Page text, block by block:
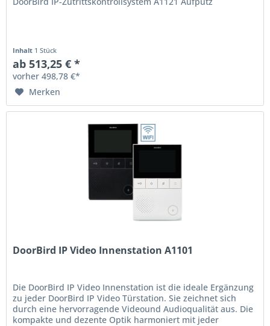
Inhalt 1 Stück
ab 513,25 € *
vorher 498,78 €*
Merken
DoorBird IP Video Innenstation A1101
Die DoorBird IP Video Innenstation ist die ideale Ergänzung
zu jeder DoorBird IP Video Türstation. Sie zeichnet sich
durch eine hervorragende Videound Audioqualität aus. Die
kompakte und dezente Optik harmoniert mit jeder